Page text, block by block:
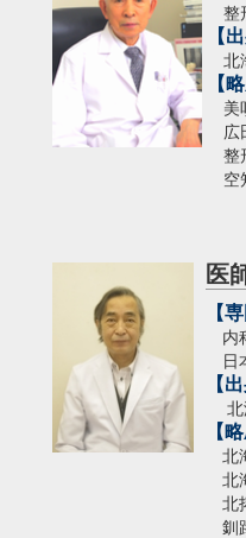
整
【
北
【
美
広
整
空
医
【
内
日
【
北
【
北
北